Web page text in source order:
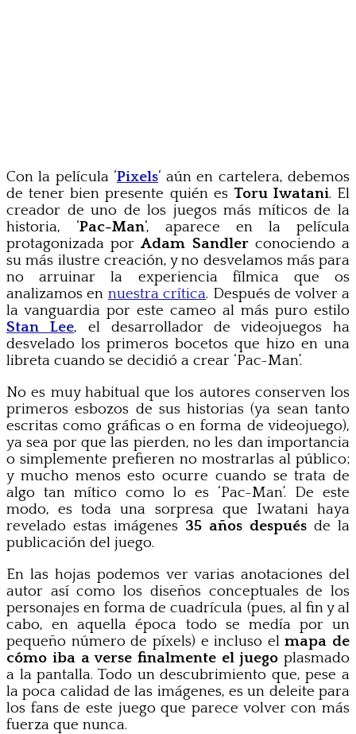
Con la película ‘Pixels‘ aún en cartelera, debemos
de tener bien presente quién es Toru Iwatani. El
creador de uno de los juegos más míticos de la
historia, ‘Pac-Man‘, aparece en la película
protagonizada porAdam Sandlerconociendo a
su más ilustre creación, y no desvelamos más para
no arruinar la experiencia fílmica que os
analizamos en nuestra crítica. Después de volver a
la vanguardia por este cameo al más puro estilo
Stan Lee, el desarrollador de videojuegos ha
desvelado los primeros bocetos que hizo en una
libreta cuando se decidió a crear ‘Pac-Man’.
No es muy habitual que los autores conserven los
primeros esbozos de sus historias (ya sean tanto
escritas como gráficas o en forma de videojuego),
ya sea por que las pierden, no les dan importancia
o simplemente prefieren no mostrarlas al público;
y mucho menos esto ocurre cuando se trata de
algo tan mítico como lo es ‘Pac-Man’. De este
modo, es toda una sorpresa que Iwatani haya
revelado estas imágenes 35 años después de la
publicación del juego.
En las hojas podemos ver varias anotaciones del
autor así como los diseños conceptuales de los
personajes en forma de cuadrícula (pues, al fin y al
cabo, en aquella época todo se medía por un
pequeño número de píxels) e incluso elmapa de
cómo iba a verse finalmente el juego plasmado
a la pantalla. Todo un descubrimiento que, pese a
la poca calidad de las imágenes, es un deleite para
los fans de este juego que parece volver con más
fuerza que nunca.